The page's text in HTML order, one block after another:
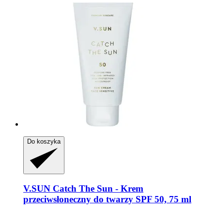
Do koszyka
V.SUN Catch The Sun -​ Krem
przeciwsłoneczny do twarzy SPF 50, 75 ml